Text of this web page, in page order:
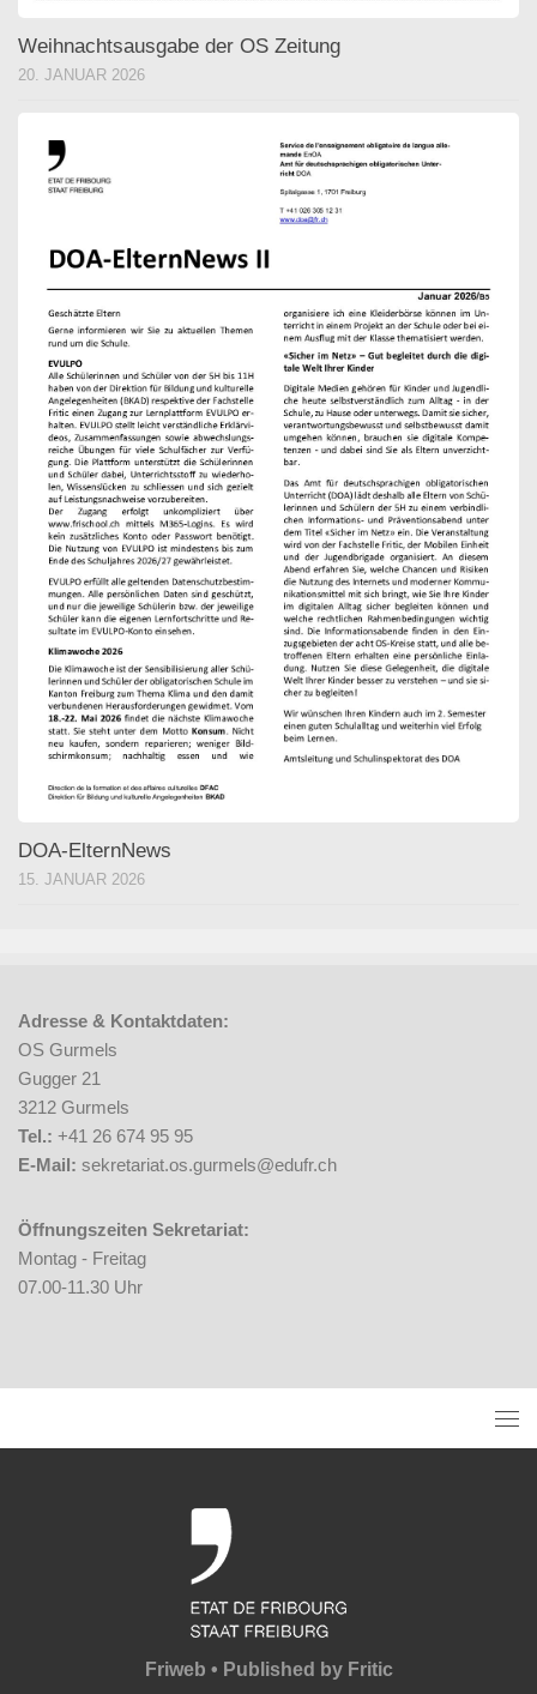
Weihnachtsausgabe der OS Zeitung
20. JANUAR 2026
DOA-ElternNews
15. JANUAR 2026
Adresse & Kontaktdaten:
OS Gurmels
Gugger 21
3212 Gurmels
Tel.: +41 26 674 95 95
E-Mail: sekretariat.os.gurmels@edufr.ch
Öffnungszeiten Sekretariat:
Montag - Freitag
07.00-11.30 Uhr